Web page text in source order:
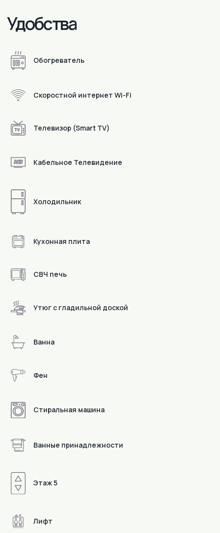
Обогреватель
Скоростной интернет Wi-Fi
Телевизор (Smart TV)
Кабельное Телевидение
Холодильник
Кухонная плита
СВЧ печь
Утюг с гладильной доской
Ванна
Фен
Стиральная машина
Ванные принадлежности
Этаж 5
Лифт
В пешей доступности
Детали